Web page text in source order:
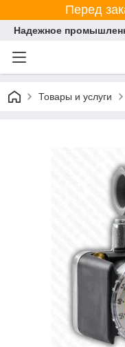
Перед
Надежное
Товары и услуги